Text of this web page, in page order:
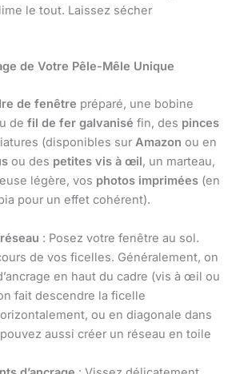
le tout. Laissez sécher
de Votre Pêle-Mêle Unique
de fenêtre préparé, une bobine
de fil de fer galvanisé fin, des pinces
(disponibles sur Amazon ou en
ou des petites vis à œil, un marteau,
légère, vos photos imprimées (en
pour un effet cohérent).
: Posez votre fenêtre au sol.
de vos ficelles. Généralement, on
en haut du cadre (vis à œil ou
fait descendre la ficelle
ou en diagonale dans
aussi créer un réseau en toile